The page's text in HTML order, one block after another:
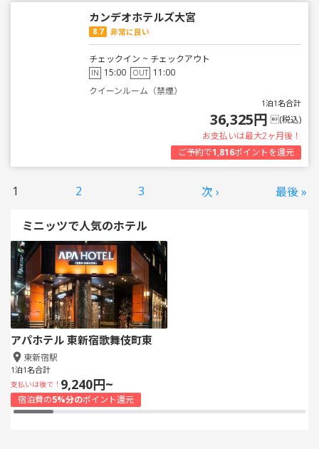
カンデオホテルズ大宮
8.7 非常に良い
チェックイン ~ チェックアウト
IN 15:00 OUT 11:00
クイーンルーム（禁煙）
1泊1名合計
36,325円 (税込)
お支払いは最大2ヶ月後！
ご予約で1,816ポイントを還元
1 2 3 次 › 最後 »
ミニッツで人気のホテル
アパホテル 東新宿歌舞伎町東
東新宿駅
1泊1名合計
支払いは後で！ 9,240円~
宿泊費の5%分のポイント還元